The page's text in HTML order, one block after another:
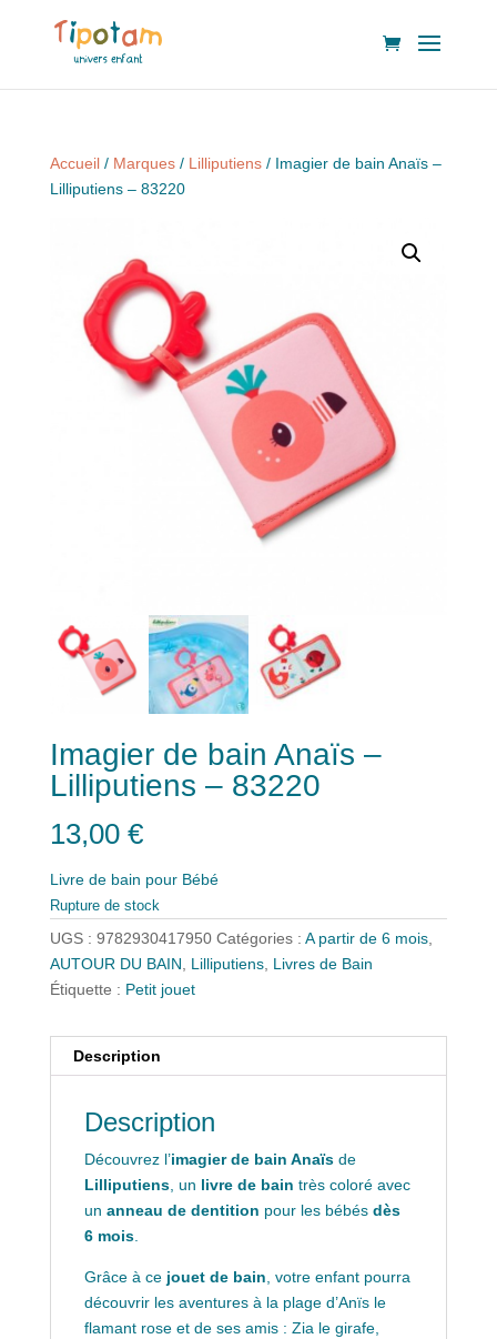
Accueil/ Marques/ Lilliputiens/ Imagier de bain Anaïs –
Lilliputiens – 83220
Imagier de bain Anaïs –
Lilliputiens – 83220
13,00 €
Livre de bain pour Bébé
Rupture de stock
UGS : 9782930417950 Catégories : A partir de 6 mois,
AUTOUR DU BAIN, Lilliputiens, Livres de Bain
Étiquette : Petit jouet
Description
Description
Découvrez l’imagier de bain Anaïsde
Lilliputiens, un livre de bain très coloré avec
un anneau de dentition pour les bébés dès
6 mois.
Grâce à ce jouet de bain, votre enfant pourra
découvrir les aventures à la plage d’Anïs le
flamant rose et de ses amis : Zia le girafe,